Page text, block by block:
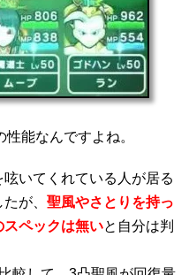
能なんですよね。
いてくれている人が居る
が、 聖風やさとりを持っ
ペックは無いと自分は判